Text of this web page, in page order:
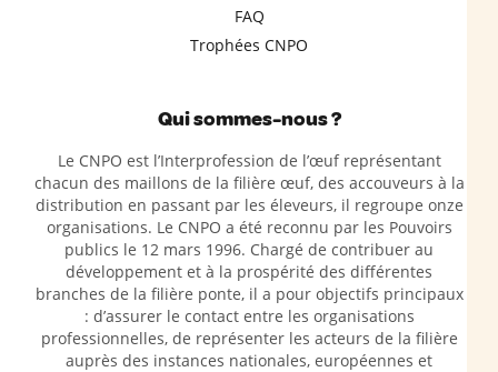
FAQ
Trophées CNPO
Qui sommes-nous ?
Le CNPO est l’Interprofession de l’œuf représentant
chacun des maillons de la filière œuf, des accouveurs à la
distribution en passant par les éleveurs, il regroupe onze
organisations. Le CNPO a été reconnu par les Pouvoirs
publics le 12 mars 1996. Chargé de contribuer au
développement et à la prospérité des différentes
branches de la filière ponte, il a pour objectifs principaux
: d’assurer le contact entre les organisations
professionnelles, de représenter les acteurs de la filière
auprès des instances nationales, européennes et